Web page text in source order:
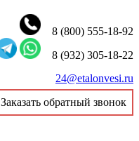
8 (800) 555-18-92
8 (932) 305-18-22
24@etalonvesi.ru
Заказать обратный звонок